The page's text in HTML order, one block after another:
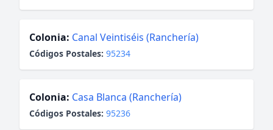
Colonia: Canal Veintiséis (Ranchería)
Códigos Postales: 95234
Colonia: Casa Blanca (Ranchería)
Códigos Postales: 95236